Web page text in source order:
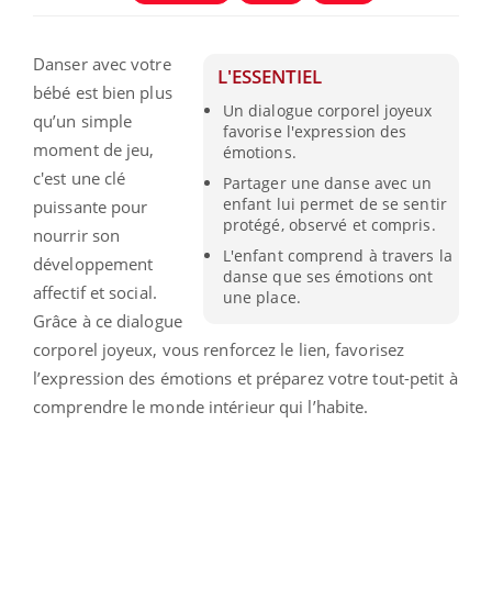
L'ESSENTIEL
Un dialogue corporel joyeux
favorise l'expression des
émotions.
Partager une danse avec un
enfant lui permet de se sentir
protégé, observé et compris.
L'enfant comprend à travers la
danse que ses émotions ont
une place.
Danser avec votre
bébé est bien plus
qu’un simple
moment de jeu,
c'est une clé
puissante pour
nourrir son
développement
affectif et social.
Grâce à ce dialogue
corporel joyeux, vous renforcez le lien, favorisez
l’expression des émotions et préparez votre tout-petit à
comprendre le monde intérieur qui l’habite.